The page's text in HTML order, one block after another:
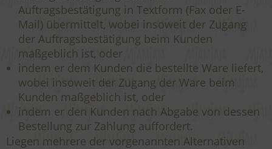
Auftragsbestätigung in Textform (Fax oder E-
Mail) übermittelt, wobei insoweit der Zugang
der Auftragsbestätigung beim Kunden
maßgeblich ist, oder
indem er dem Kunden die bestellte Ware liefert,
wobei insoweit der Zugang der Ware beim
Kunden maßgeblich ist, oder
indem er den Kunden nach Abgabe von dessen
Bestellung zur Zahlung auffordert.
Liegen mehrere der vorgenannten Alternativen